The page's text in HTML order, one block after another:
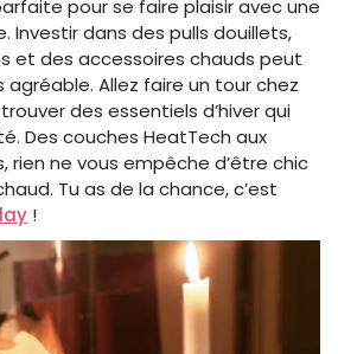
pour se faire plaisir avec une
Investir dans des pulls douillets,
et des accessoires chauds peut
agréable. Allez faire un tour chez
des essentiels d’hiver qui
Des couches HeatTech aux
rien ne vous empêche d’être chic
Tu as de la chance, c’est
!